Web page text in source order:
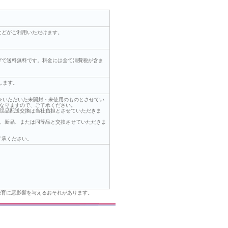
がご利用いただけます。
送料無料です。料金には全て消費税が含ま
す。
ただいた未開封・未使用のものとさせてい
ますので、ご了承ください。
品配送交換は当社負担とさせていただきま
新品、または同等品と交換させていただきま
ください。
に悪影響を与えるおそれがあります。